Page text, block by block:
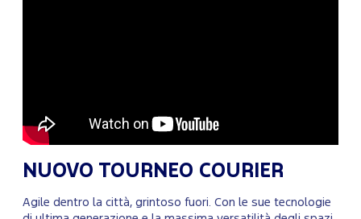
NUOVO TOURNEO COURIER
Agile dentro la città, grintoso fuori. Con le sue tecnologie